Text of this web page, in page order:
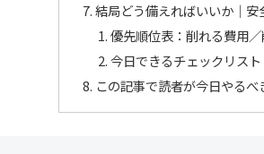
結局どう備えればいいか｜
優先順位表：削れる費用
今日できるチェックリスト
この記事で読者が今日やるべ